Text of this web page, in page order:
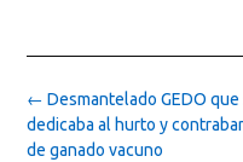
Post
navigation
← Desmantelado GEDO que
dedicaba al hurto y
de ganado vacuno